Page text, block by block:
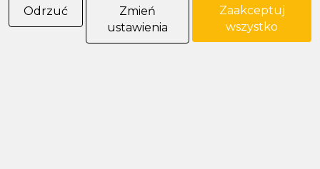
Odrzuć
Zmień
ustawienia
Zaakceptuj
wszystko
Aleja Józefa Piłsudskiego 89
Tel. 32 268 50 99
kom. 538-208-100